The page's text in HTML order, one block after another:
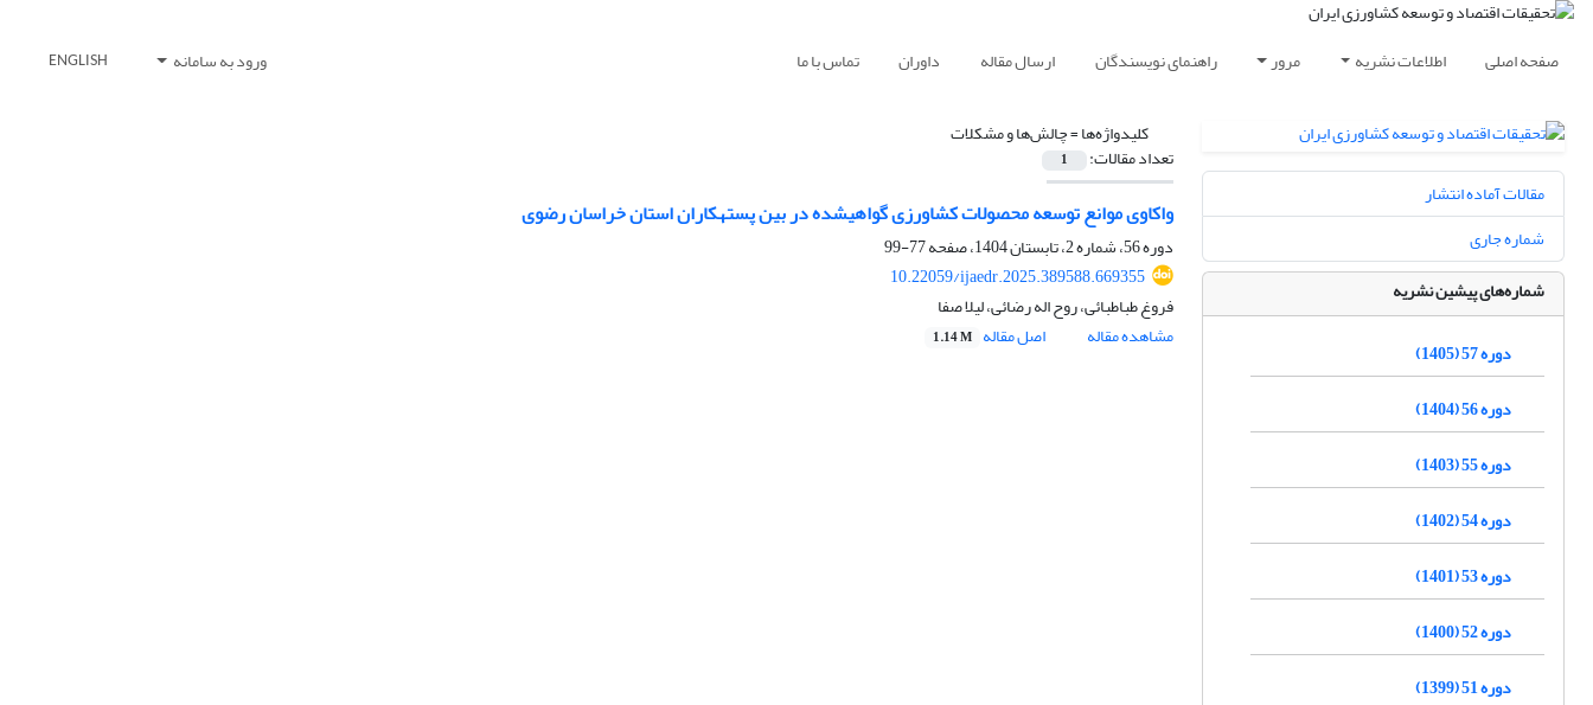
صفحه اصلی اطلاعات نشریه مرور راهنمای نویسندگان ارسال مقاله داوران تماس با ما ورود به سامانه ENGLISH
کلیدواژه‌ها =چالش‌ها و مشکلات
تعداد مقالات: 1
واکاوی موانع توسعه محصولات کشاورزی گواهیشده در بین پستهکاران استان خراسان رضوی
دوره 56، شماره 2، تابستان 1404، صفحه
77-99
10.22059/ijaedr.2025.389588.669355
فروغ طباطبائی، روح اله رضائی، لیلا صفا
مشاهده مقاله
اصل مقاله 1.14 M
مقالات آماده انتشار
شماره جاری
شماره‌های پیشین نشریه
دوره 57 (1405)
دوره 56 (1404)
دوره 55 (1403)
دوره 54 (1402)
دوره 53 (1401)
دوره 52 (1400)
دوره 51 (1399)